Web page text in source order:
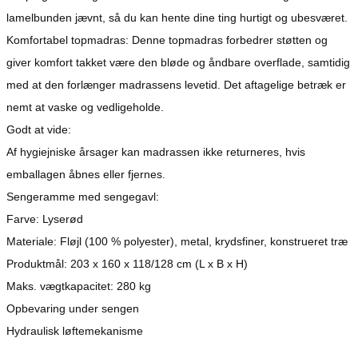
lamelbunden jævnt, så du kan hente dine ting hurtigt og ubesværet.
Komfortabel topmadras: Denne topmadras forbedrer støtten og
giver komfort takket være den bløde og åndbare overflade, samtidig
med at den forlænger madrassens levetid. Det aftagelige betræk er
nemt at vaske og vedligeholde.
Godt at vide:
Af hygiejniske årsager kan madrassen ikke returneres, hvis
emballagen åbnes eller fjernes.
Sengeramme med sengegavl:
Farve: Lyserød
Materiale: Fløjl (100 % polyester), metal, krydsfiner, konstrueret træ
Produktmål: 203 x 160 x 118/128 cm (L x B x H)
Maks. vægtkapacitet: 280 kg
Opbevaring under sengen
Hydraulisk løftemekanisme